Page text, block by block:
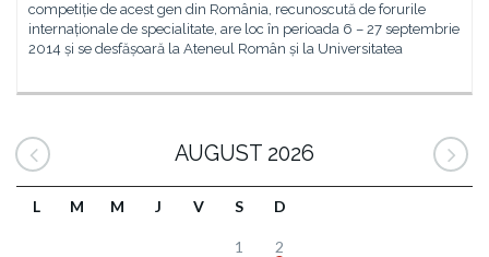
competiție de acest gen din România, recunoscută de forurile
internaționale de specialitate, are loc în perioada 6 – 27 septembrie
2014 și se desfășoară la Ateneul Român și la Universitatea
AUGUST 2026
L M M J V S D
1 2